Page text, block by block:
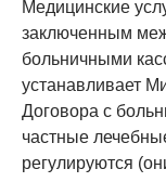
Медицинские
заключенным
больничными
устанавливает
Договора с
частные
регулируются